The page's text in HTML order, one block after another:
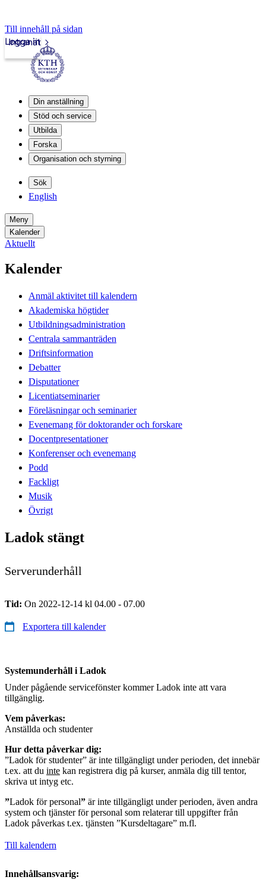
Till innehåll på sidan
Intranät
Logga in
Din anställning
Stöd och service
Utbilda
Forska
Organisation och styrning
Sök
English
Meny
Kalender
Aktuellt
Kalender
Anmäl aktivitet till kalendern
Akademiska högtider
Utbildningsadministration
Centrala sammanträden
Driftsinformation
Debatter
Disputationer
Licentiatseminarier
Föreläsningar och seminarier
Evenemang för doktorander och forskare
Docentpresentationer
Konferenser och evenemang
Podd
Fackligt
Musik
Övrigt
Ladok stängt
Serverunderhåll
Tid: On 2022-12-14 kl 04.00 - 07.00
Exportera till kalender
Systemunderhåll i Ladok
Under pågående servicefönster kommer Ladok inte att vara
tillgänglig.
Vem påverkas:
Anställda och studenter
Hur detta påverkar dig:
”Ladok för studenter” är inte tillgängligt under perioden, det innebär
t.ex. att du inte kan registrera dig på kurser, anmäla dig till tentor,
skriva ut intyg etc.
”Ladok för personal” är inte tillgängligt under perioden, även andra
system och tjänster för personal som relaterar till uppgifter från
Ladok påverkas t.ex. tjänsten ”Kursdeltagare” m.fl.
Till kalendern
Innehållsansvarig: